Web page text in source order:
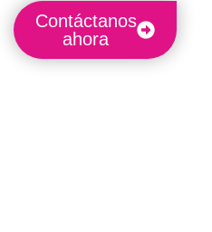
Contáctanos
ahora